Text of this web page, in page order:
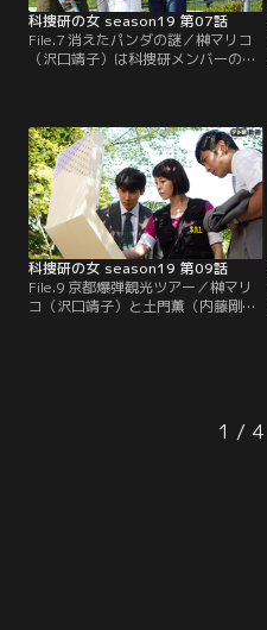
科捜研の女 season19 第07話
File.7 消えたパンダの謎／榊マリコ
（沢口靖子）は科捜研メンバーの涌
マパークを訪れた際、不審な男が家
族旅行中の小学生・笠倉桃香（小南
希良梨）のリュックを奪おうとする
場面に遭遇！
科捜研の女 season19 第09話
File.9 京都爆弾観光ツアー／榊マリ
コ（沢口靖子）と土門薫（内藤剛
リで体験してもらう“京都観光サウ
ンドAR”というプロジェクトを進め
1